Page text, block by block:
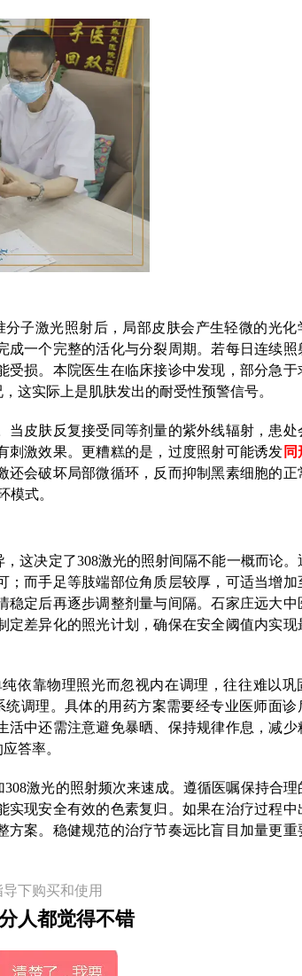
子激光照射后，局部皮肤会产生轻微的光化
一个完整的活化与分裂周期。若每日连续照
损。本院医生在临床接诊中发现，部分急于
这实际上是肌肤发出的耐受性预警信号。
当皮肤反复接受同等剂量的紫外线辐射，患处
刺激效果。更糟糕的是，过度照射可能诱发 同
还会破坏局部微循环，反而抑制黑素细胞的正
模式。
这决定了308激光的照射间隔不能一概而论。
而手足等肢端部位角质层较厚，可适当增加
定后再逐步调整剂量与间隔。石家庄远大中
定差异化的照光计划，确保在安全阈值内实现
依靠物理照光而忽视内在调理，往往难以巩
调理。具体的用药方案需要经专业医师面诊
中还需注意避免暴晒、保持规律作息，减少
答率。
激光的照射频次来速成。遵循医嘱保持合理
现安全有效的色素复归。如果在治疗过程中
案。稳健规范的治疗节奏远比盲目加量更重
下购买和使用
人都觉得不错